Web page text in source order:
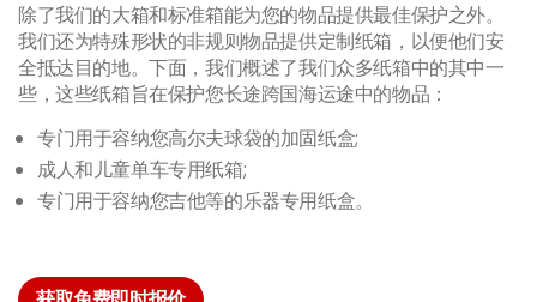
除了我们的大箱和标准箱能为您的物品提供最佳保护之外。
我们还为特殊形状的非规则物品提供定制纸箱，以便他们安
全抵达目的地。下面，我们概述了我们众多纸箱中的其中一
些，这些纸箱旨在保护您长途跨国海运途中的物品：
专门用于容纳您高尔夫球袋的加固纸盒;
成人和儿童单车专用纸箱;
专门用于容纳您吉他等的乐器专用纸盒。